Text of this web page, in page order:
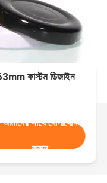
কাস্টম ডিজাইন
আমাদের সাথে যোগাযোগ
করুন